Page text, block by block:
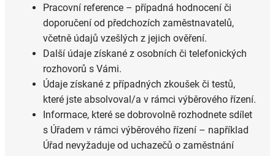
Pracovní reference – případná hodnocení či
doporučení od předchozích zaměstnavatelů,
včetně údajů vzešlých z jejich ověření.
Další údaje získané z osobních či telefonických
rozhovorů s Vámi.
Údaje získané z případných zkoušek či testů,
které jste absolvoval/a v rámci výběrového řízení.
Informace, které se dobrovolně rozhodnete sdílet
s Úřadem v rámci výběrového řízení – například
Úřad nevyžaduje od uchazečů o zaměstnání